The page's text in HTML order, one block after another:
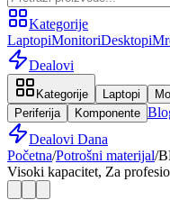
Kategorije
LaptopiMonitoriDesktopi
Dealovi
Kategorije Laptopi
Periferija
Komponente
Dealovi Dana
Početna/Potrošni materijal/
Visoki kapacitet, Za